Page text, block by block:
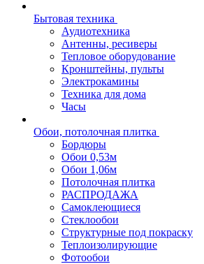
Бытовая техника
Аудиотехника
Антенны, ресиверы
Тепловое оборудование
Кронштейны, пульты
Электрокамины
Техника для дома
Часы
Обои, потолочная плитка
Бордюры
Обои 0,53м
Обои 1,06м
Потолочная плитка
РАСПРОДАЖА
Самоклеющиеся
Стеклообои
Структурные под покраску
Теплоизолирующие
Фотообои